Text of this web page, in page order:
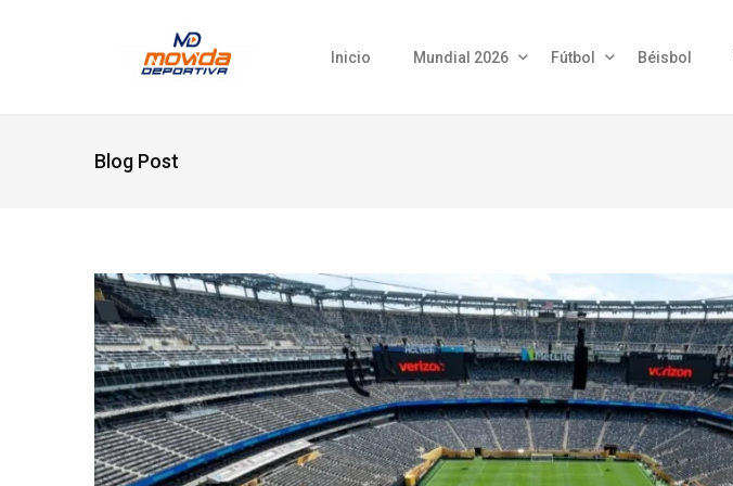
Inicio Mundial 2026 Fútbol Béisbol
Blog Post